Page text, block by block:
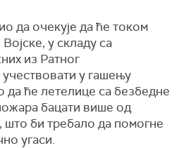
да очекује да ће током
у складу са
из Ратног
у гашењу
да ће летелице са безбедне
бацати више од
што би требало да помогне
угаси.